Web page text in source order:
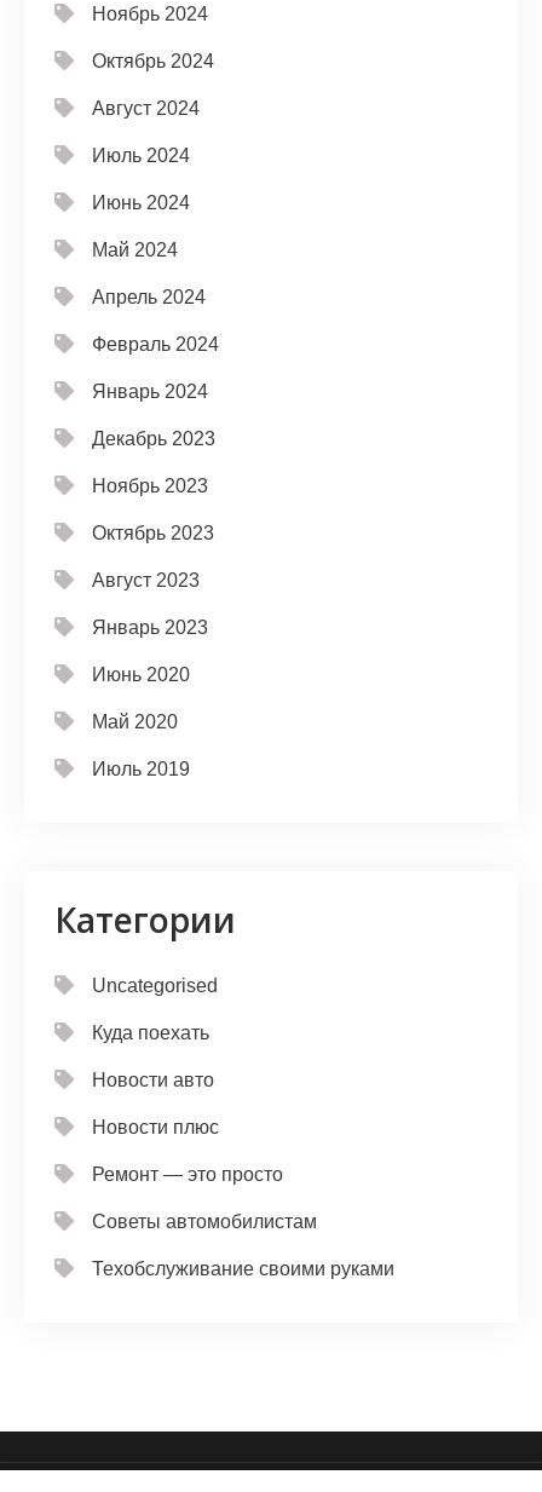
Ноябрь 2024
Октябрь 2024
Август 2024
Июль 2024
Июнь 2024
Май 2024
Апрель 2024
Февраль 2024
Январь 2024
Декабрь 2023
Ноябрь 2023
Октябрь 2023
Август 2023
Январь 2023
Июнь 2020
Май 2020
Июль 2019
Категории
Uncategorised
Куда поехать
Новости авто
Новости плюс
Ремонт — это просто
Советы автомобилистам
Техобслуживание своими руками